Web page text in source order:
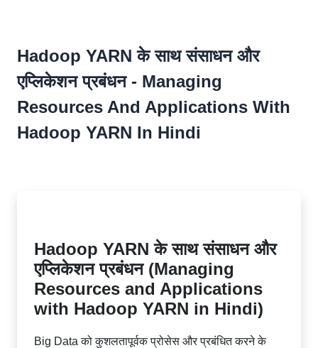
Hadoop YARN के साथ संसाधन और
एप्लिकेशन प्रबंधन - Managing
Resources And Applications With
Hadoop YARN In Hindi
Hadoop YARN के साथ संसाधन और
एप्लिकेशन प्रबंधन (Managing
Resources and Applications
with Hadoop YARN in Hindi)
Big Data को कुशलतापूर्वक प्रोसेस और प्रबंधित करने के